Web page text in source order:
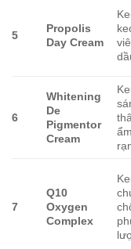
5
Propolis
Day Cream
6
Whitening
De
Pigmentor
Cream
7
Q10
Oxygen
Complex